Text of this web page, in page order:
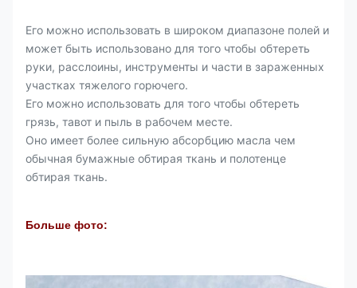
Его можно использовать в широком диапазоне полей и
может быть использовано для того чтобы обтереть
руки, расслоины, инструменты и части в зараженных
участках тяжелого горючего.
Его можно использовать для того чтобы обтереть
грязь, тавот и пыль в рабочем месте.
Оно имеет более сильную абсорбцию масла чем
обычная бумажные обтирая ткань и полотенце
обтирая ткань.
Больше фото: